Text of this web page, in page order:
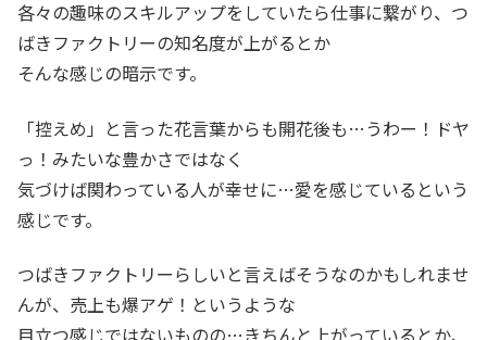
各々の趣味のスキルアップをしていたら仕事に繋がり、つ
ばきファクトリーの知名度が上がるとか
そんな感じの暗示です。
「控えめ」と言った花言葉からも開花後も…うわー！ドヤ
っ！みたいな豊かさではなく
気づけば関わっている人が幸せに…愛を感じているという
感じです。
つばきファクトリーらしいと言えばそうなのかもしれませ
んが、売上も爆アゲ！というような
目立つ感じではないものの…きちんと上がっているとか、